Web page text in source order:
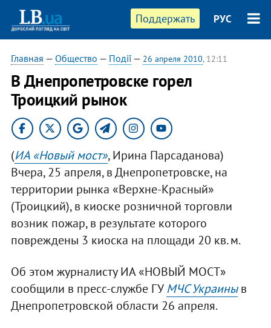
Поддержать РУС
Главная — Общество — Події— 26 апреля 2010, 12:11
В Днепропетровске горел
Троицкий рынок
(ИА «Новый мост», Ирина Парсаданова)
Вчера, 25 апреля, в Днепропетровске, на
территории рынка «Верхне-Красный»
(Троицкий), в киоске розничной торговли
возник пожар, в результате которого
повреждены 3 киоска на площади 20 кв. м.
Об этом журналисту ИА «НОВЫЙ МОСТ»
сообщили в пресс-службе ГУМЧС Украиныв
Днепропетровской области 26 апреля.